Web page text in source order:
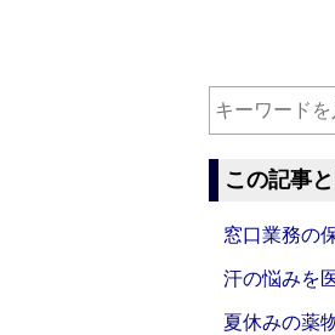
この記事
窓口業務の
汗の悩みを
夏休みの薬